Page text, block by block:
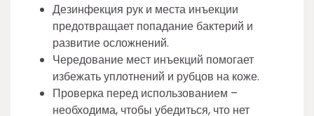
Дезинфекция рук и места инъекции
предотвращает попадание бактерий и
развитие осложнений.
Чередование мест инъекций помогает
избежать уплотнений и рубцов на коже.
Проверка перед использованием –
необходима, чтобы убедиться, что нет